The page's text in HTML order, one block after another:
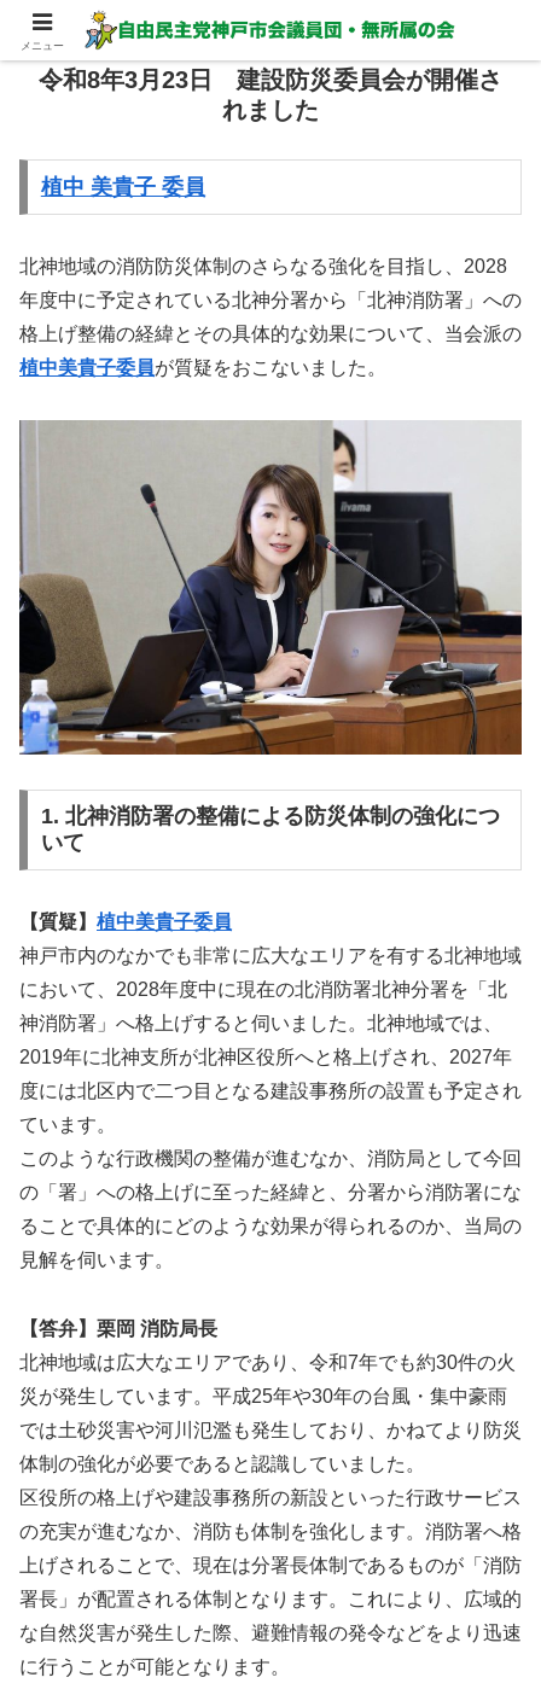
令和8年3月23日 建設防災委員会が開催さ
れました
植中 美貴子 委員
北神地域の消防防災体制のさらなる強化を目指し、2028
年度中に予定されている北神分署から「北神消防署」への
格上げ整備の経緯とその具体的な効果について、当会派の
植中美貴子委員が質疑をおこないました。
1. 北神消防署の整備による防災体制の強化につ
いて
【質疑】 植中美貴子委員
神戸市内のなかでも非常に広大なエリアを有する北神地域
において、2028年度中に現在の北消防署北神分署を「北
神消防署」へ格上げすると伺いました。北神地域では、
2019年に北神支所が北神区役所へと格上げされ、2027年
度には北区内で二つ目となる建設事務所の設置も予定され
ています。
このような行政機関の整備が進むなか、消防局として今回
の「署」への格上げに至った経緯と、分署から消防署にな
ることで具体的にどのような効果が得られるのか、当局の
見解を伺います。
【答弁】栗岡 消防局長
北神地域は広大なエリアであり、令和7年でも約30件の火
災が発生しています。平成25年や30年の台風・集中豪雨
では土砂災害や河川氾濫も発生しており、かねてより防災
体制の強化が必要であると認識していました。
区役所の格上げや建設事務所の新設といった行政サービス
の充実が進むなか、消防も体制を強化します。消防署へ格
上げされることで、現在は分署長体制であるものが「消防
署長」が配置される体制となります。これにより、広域的
な自然災害が発生した際、避難情報の発令などをより迅速
に行うことが可能となります。
メニュー